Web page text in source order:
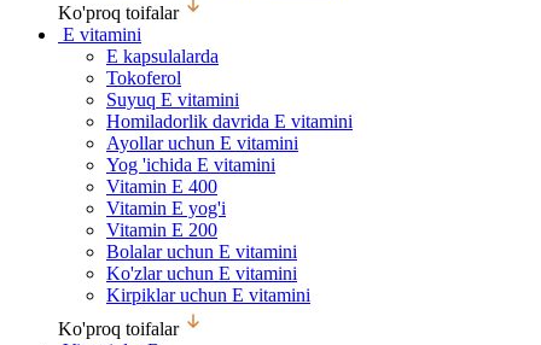
Ko'proq toifalar
E vitamini
E kapsulalarda
Tokoferol
Suyuq E vitamini
Homiladorlik davrida E vitamini
Ayollar uchun E vitamini
Yog 'ichida E vitamini
Vitamin E 400
Vitamin E yog'i
Vitamin E 200
Bolalar uchun E vitamini
Ko'zlar uchun E vitamini
Kirpiklar uchun E vitamini
Ko'proq toifalar